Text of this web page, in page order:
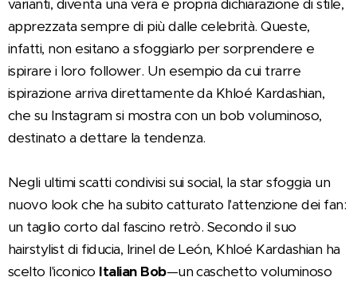
varianti, diventa una vera e propria dichiarazione di stile,
apprezzata sempre di più dalle celebrità. Queste,
infatti, non esitano a sfoggiarlo per sorprendere e
ispirare i loro follower. Un esempio da cui trarre
ispirazione arriva direttamente da Khloé Kardashian,
che su Instagram si mostra con un bob voluminoso,
destinato a dettare la tendenza.
Negli ultimi scatti condivisi sui social, la star sfoggia un
nuovo look che ha subito catturato l'attenzione dei fan:
un taglio corto dal fascino retrò. Secondo il suo
hairstylist di fiducia, Irinel de León, Khloé Kardashian ha
scelto l'iconico Italian Bob—un caschetto voluminoso